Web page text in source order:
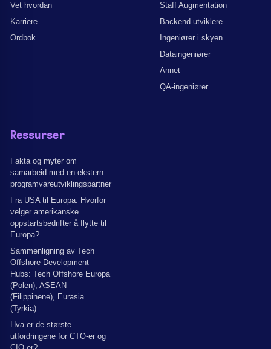
Vet hvordan
Karriere
Ordbok
Staff Augmentation
Backend-utviklere
Ingeniører i skyen
Dataingeniører
Annet
QA-ingeniører
Ressurser
Fakta og myter om
samarbeid med en ekstern
programvareutviklingspartner
Fra USA til Europa: Hvorfor
velger amerikanske
oppstartsbedrifter å flytte til
Europa?
Sammenligning av Tech
Offshore Development
Hubs: Tech Offshore Europa
(Polen), ASEAN
(Filippinene), Eurasia
(Tyrkia)
Hva er de største
utfordringene for CTO-er og